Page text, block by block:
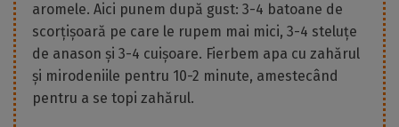
aromele. Aici punem după gust: 3-4 batoane de
scorțișoară pe care le rupem mai mici, 3-4 steluțe
de anason și 3-4 cuișoare. Fierbem apa cu zahărul
și mirodeniile pentru 10-2 minute, amestecând
pentru a se topi zahărul.